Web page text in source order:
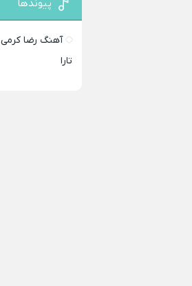
پیوندها
آهنگ رضا کرمی
تارا